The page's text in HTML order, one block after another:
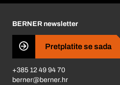
Business Conduct
BERNER newsletter
Pretplatite se sada
+385 12 49 94 70
berner@berner.hr